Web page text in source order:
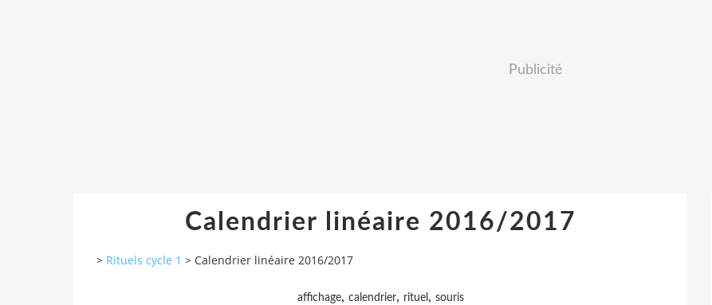
Publicité
Calendrier linéaire 2016/2017
> Rituels cycle 1 > Calendrier linéaire 2016/2017
affichage, calendrier, rituel, souris